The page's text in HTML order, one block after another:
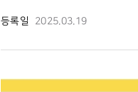
등록일 2025.03.19